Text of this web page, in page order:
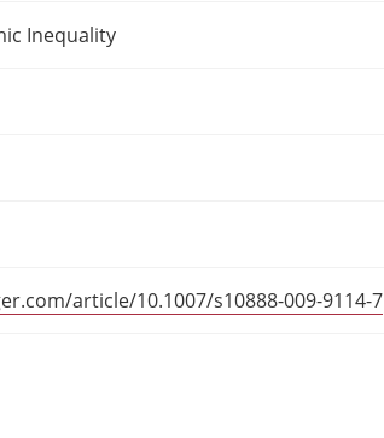
Inequality
article/10.1007/s10888-009-9114-7